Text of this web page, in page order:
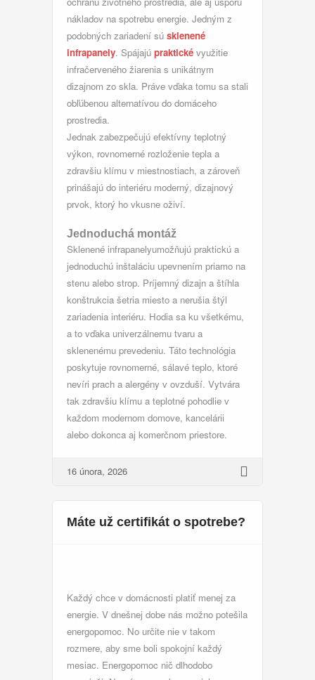
nákladov na spotrebu energie. Jedným z
podobných zariadení sú sklenené
infrapanely. Spájajú praktické využitie
infračerveného žiarenia s unikátnym
dizajnom zo skla. Práve vďaka tomu sa stali
obľúbenou alternatívou do domáceho
prostredia.
Jednak zabezpečujú efektívny teplotný
výkon, rovnomerné rozloženie tepla a
zdravšiu klímu v miestnostiach, a zároveň
prinášajú do interiéru moderný, dizajnový
prvok, ktorý ho vkusne oživí.
Jednoduchá montáž
Sklenené infrapanelyumožňujú praktickú a
jednoduchú inštaláciu upevnením priamo na
stenu alebo strop. Príjemný dizajn a štíhla
konštrukcia šetria miesto a nerušia štýl
zariadenia interiéru. Hodia sa ku všetkému,
a to vďaka univerzálnemu tvaru a
sklenenému prevedeniu. Táto technológia
poskytuje rovnomerné, sálavé teplo, ktoré
nevíri prach a alergény v ovzduší. Vytvára
tak zdravšiu klímu a teplotné pohodlie v
každom modernom domove, kancelárii
alebo dokonca aj komerčnom priestore.
16 února, 2026
Máte už certifikát o spotrebe?
Každý chce v domácnosti platiť menej za
energie. V dnešnej dobe nás možno potešila
energopomoc. No určite nie v takom
rozmere, aby sme boli spokojní každý
mesiac. Energopomoc nič dlhodobo